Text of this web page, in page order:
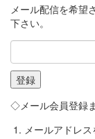
メール配信を希望
下さい。
◇メール会員登録
メールアドレス